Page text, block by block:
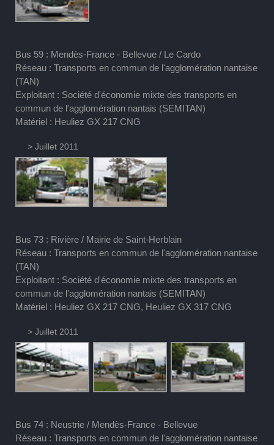
Bus 59 : Mendès-France - Bellevue / Le Cardo
Réseau : Transports en commun de l'agglomération nantaise
(TAN)
Exploitant : Société d'économie mixte des transports en
commun de l'agglomération nantais (SEMITAN)
Matériel : Heuliez GX 217 CNG
> Juillet 2011
Bus 73 : Rivière / Mairie de Saint-Herblain
Réseau : Transports en commun de l'agglomération nantaise
(TAN)
Exploitant : Société d'économie mixte des transports en
commun de l'agglomération nantais (SEMITAN)
Matériel : Heuliez GX 217 CNG, Heuliez GX 317 CNG
> Juillet 2011
Bus 74 : Neustrie / Mendès-France - Bellevue
Réseau : Transports en commun de l'agglomération nantaise